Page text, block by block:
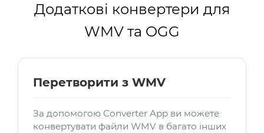
Додаткові конвертери для
WMV та OGG
Перетворити з WMV
За допомогою Converter App ви можете
конвертувати файли WMV в багато інших